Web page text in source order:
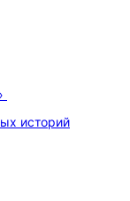
историй